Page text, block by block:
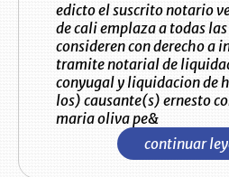
edicto el suscrito notario
de cali emplaza a todas las
consideren con derecho a
tramite notarial de
conyugal y liquidacion de
los) causante(s) ernesto
maria oliva pe&
continuar